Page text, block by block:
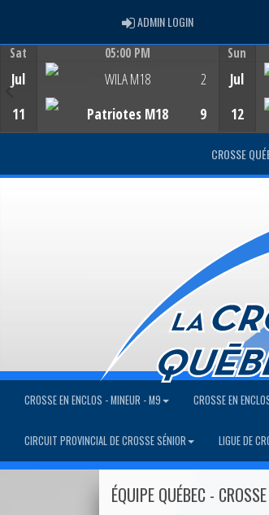
ADMIN LOGINADMIN LOGIN
Sat
Jul
11
05:00 PM
WILA M18
Patriotes M18
2
9
Sun
Jul
12
CROSSE
CROSSE EN ENCLOS - MINEUR - M9 CROSSE EN
CIRCUIT PROVINCIAL DE CROSSE SÉNIOR LIGUE DE
ÉQUIPE QUÉBEC -